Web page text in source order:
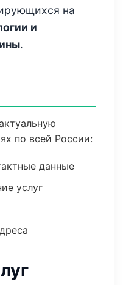
на
и
.
по всей России:
данные
услуг